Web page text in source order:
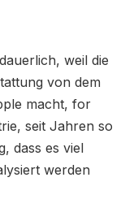
weil die
von dem
macht, for
seit Jahren so
dass es viel
werden